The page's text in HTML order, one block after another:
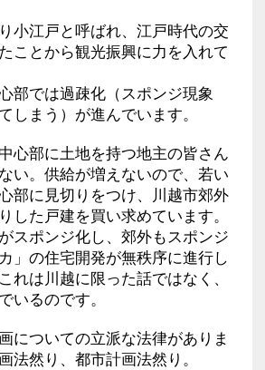
小江戸と呼ばれ、江戸時代の交
ことから観光振興に力を入れて
部では過疎化（スポンジ現象
しまう）が進んでいます。
心部に土地を持つ地主の皆さん
い。供給が増えないので、若い
部に見切りをつけ、川越市郊外
した戸建を買い求めています。
スポンジ化し、郊外もスポンジ
」の住宅開発が無秩序に進行し
れは川越に限った話ではなく、
いるのです。
についての立派な法律がありま
法然り、都市計画法然り。